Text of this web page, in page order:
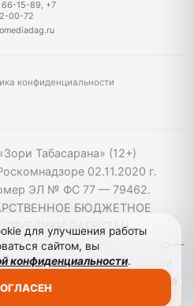
15-89, +7
00-72
конфиденциальности
Табасарана» (12+)
02.11.2020 г.
ЭЛ № ФС 77 — 79462.
БЮДЖЕТНОЕ
ДАГЕСТАН
Главный редактор —
редакции: 88722661589. При
сайта активная гиперссылка
для улучшения работы
сайтом, вы
конфиденциальности.